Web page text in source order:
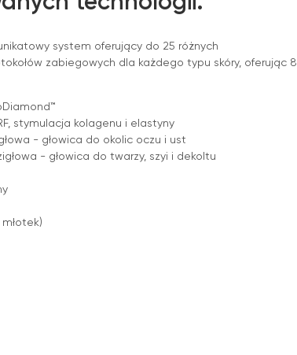
system oferujący do 25 różnych
zabiegowych dla każdego typu skóry, oferując 8
stymulacja kolagenu i elastyny
- głowica do okolic oczu i ust
- głowica do twarzy, szyi i dekoltu